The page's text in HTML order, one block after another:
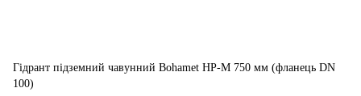
Гідрант підземний чавунний Bohamet HP-M 750 мм (фланець DN
100)